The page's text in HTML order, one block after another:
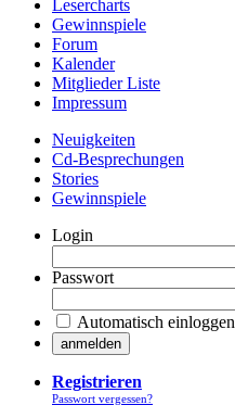
Lesercharts
Gewinnspiele
Forum
Kalender
Mitglieder Liste
Impressum
Neuigkeiten
Cd-Besprechungen
Stories
Gewinnspiele
Login
Passwort
Automatisch einloggen
Registrieren
Passwort vergessen?